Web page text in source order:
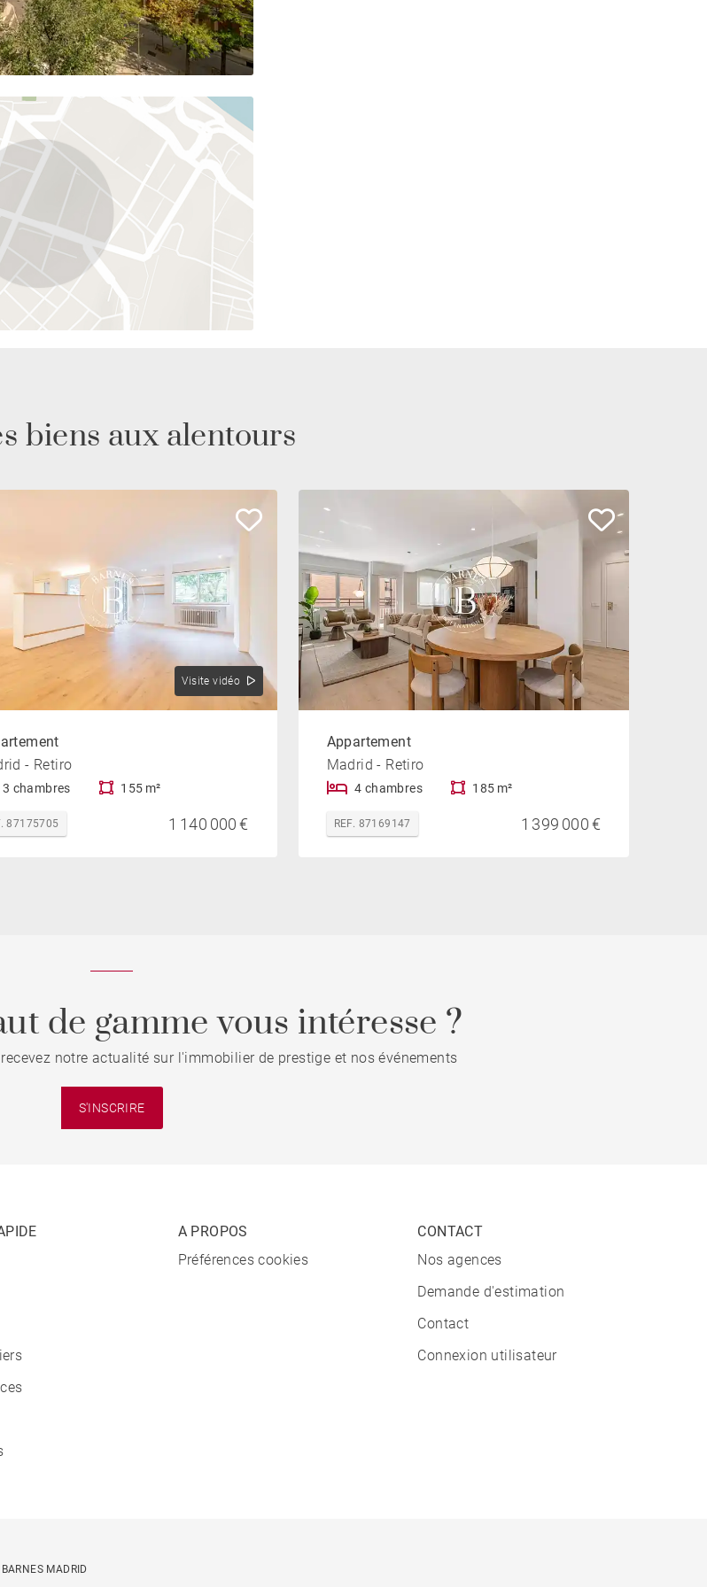
biens aux alentours
Visite vidéo
- Retiro
3 chambres 155 m²
87175705 1 140 000 €
Appartement
Madrid - Retiro
4 chambres 185 m²
REF. 87169147 1 399 000 €
de gamme vous intéresse ?
notre actualité sur l'immobilier de prestige et nos événements
S'INSCRIRE
A PROPOS
Préférences cookies
CONTACT
Nos agences
Demande d'estimation
Contact
Connexion utilisateur
MADRID